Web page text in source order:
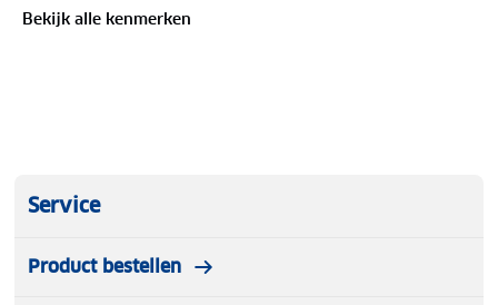
Bekijk alle kenmerken
Service
Product bestellen